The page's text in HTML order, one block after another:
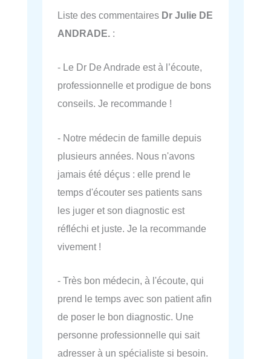
Liste des commentaires Dr Julie DE
ANDRADE. :
- Le Dr De Andrade est à l’écoute,
professionnelle et prodigue de bons
conseils. Je recommande !
- Notre médecin de famille depuis
plusieurs années. Nous n'avons
jamais été déçus : elle prend le
temps d'écouter ses patients sans
les juger et son diagnostic est
réfléchi et juste. Je la recommande
vivement !
- Très bon médecin, à l'écoute, qui
prend le temps avec son patient afin
de poser le bon diagnostic. Une
personne professionnelle qui sait
adresser à un spécialiste si besoin.